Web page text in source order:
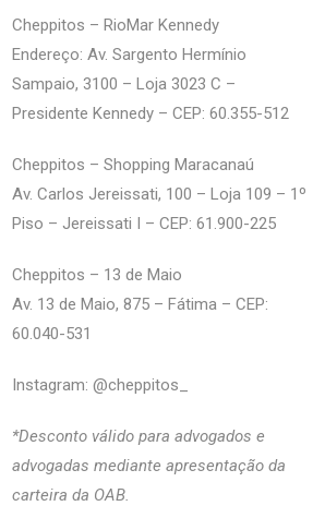
Cheppitos – RioMar Kennedy
Endereço: Av. Sargento Hermínio
Sampaio, 3100 – Loja 3023 C –
Presidente Kennedy – CEP: 60.355-512
Cheppitos – Shopping Maracanaú
Av. Carlos Jereissati, 100 – Loja 109 – 1º
Piso – Jereissati I – CEP: 61.900-225
Cheppitos – 13 de Maio
Av. 13 de Maio, 875 – Fátima – CEP:
60.040-531
Instagram: @‌cheppitos_
*Desconto válido para advogados e
advogadas mediante apresentação da
carteira da OAB.